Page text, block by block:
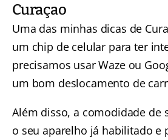
Curaçao
Uma das minhas dicas de
um chip de celular para ter
precisamos usar Waze ou
um bom deslocamento de
Além disso, a comodidade de
o seu aparelho já habilitado e